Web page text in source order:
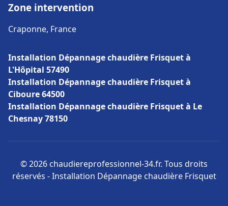
Zone intervention
Craponne, France
Installation Dépannage chaudière Frisquet à
L'Hôpital 57490
Installation Dépannage chaudière Frisquet à
Ciboure 64500
Installation Dépannage chaudière Frisquet à Le
Chesnay 78150
© 2026 chaudiereprofessionnel-34.fr. Tous droits
réservés - Installation Dépannage chaudière Frisquet